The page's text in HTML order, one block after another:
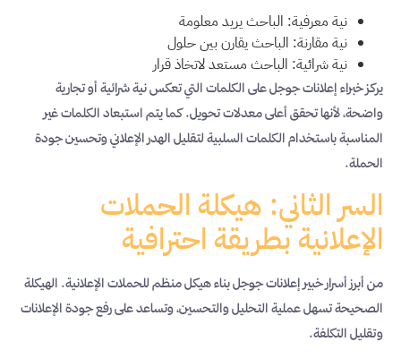
نية معرفية: الباحث يريد معلومة
نية مقارنة: الباحث يقارن بين حلول
نية شرائية: الباحث مستعد لاتخاذ قرار
يركز خبراء إعلانات جوجل على الكلمات التي تعكس نية شرائية أو تجارية
واضحة، لأنها تحقق أعلى معدلات تحويل. كما يتم استبعاد الكلمات غير
المناسبة باستخدام الكلمات السلبية لتقليل الهدر الإعلاني وتحسين جودة
الحملة.
السر الثاني: هيكلة الحملات
الإعلانية بطريقة احترافية
من أبرز أسرار خبير إعلانات جوجل بناء هيكل منظم للحملات الإعلانية. الهيكلة
الصحيحة تسهل عملية التحليل والتحسين، وتساعد على رفع جودة الإعلانات
وتقليل التكلفة.